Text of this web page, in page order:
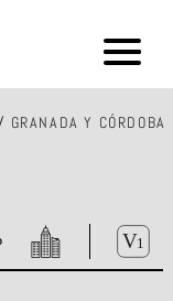
GRANADA Y CÓRDOBA